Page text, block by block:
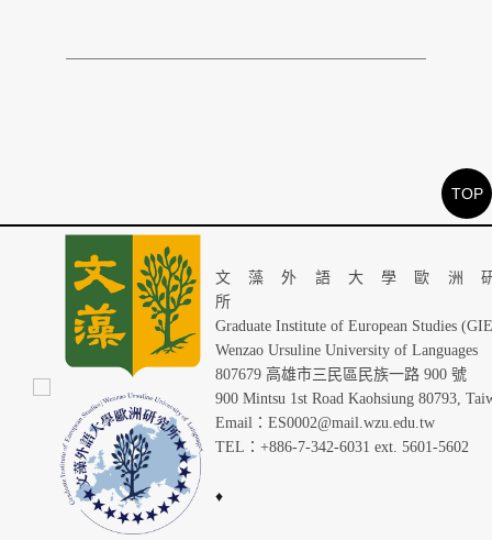
文藻外語大學歐洲
Graduate Institute of European Studies
Wenzao Ursuline University of Languages
807679 高雄市三民區民族一路 900 號
900 Mintsu 1st Road Kaohsiung 80793,
Email：ES0002@mail.wzu.edu.tw
TEL：+886-7-342-6031 ext. 5601-5602
♦
TOP